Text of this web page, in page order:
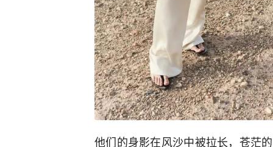
他们的身影在风沙中被拉长，苍茫